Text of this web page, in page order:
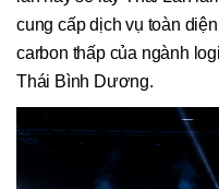
cung cấp dịch vụ toàn
carbon thấp của ngành
Thái Bình Dương.